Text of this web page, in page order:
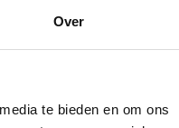
Over
te bieden en om ons